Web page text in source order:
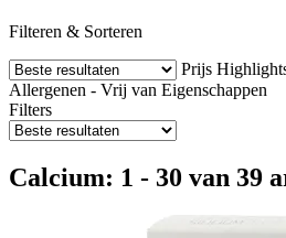
Filteren & Sorteren
Prijs
Allergenen - Vrij van Eigenschappen
Filters
Calcium: 1 - 30 van 39